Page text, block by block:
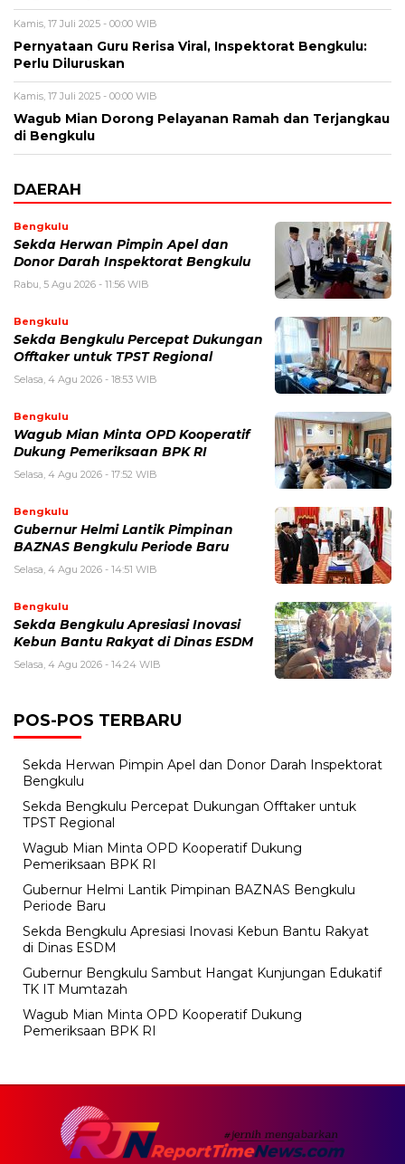
Kamis, 17 Juli 2025 - 00:00 WIB
Pernyataan Guru Rerisa Viral, Inspektorat Bengkulu:
Perlu Diluruskan
Kamis, 17 Juli 2025 - 00:00 WIB
Wagub Mian Dorong Pelayanan Ramah dan Terjangkau
di Bengkulu
DAERAH
Bengkulu
Sekda Herwan Pimpin Apel dan
Donor Darah Inspektorat Bengkulu
Rabu, 5 Agu 2026 - 11:56 WIB
Bengkulu
Sekda Bengkulu Percepat Dukungan
Offtaker untuk TPST Regional
Selasa, 4 Agu 2026 - 18:53 WIB
Bengkulu
Wagub Mian Minta OPD Kooperatif
Dukung Pemeriksaan BPK RI
Selasa, 4 Agu 2026 - 17:52 WIB
Bengkulu
Gubernur Helmi Lantik Pimpinan
BAZNAS Bengkulu Periode Baru
Selasa, 4 Agu 2026 - 14:51 WIB
Bengkulu
Sekda Bengkulu Apresiasi Inovasi
Kebun Bantu Rakyat di Dinas ESDM
Selasa, 4 Agu 2026 - 14:24 WIB
POS-POS TERBARU
Sekda Herwan Pimpin Apel dan Donor Darah Inspektorat
Bengkulu
Sekda Bengkulu Percepat Dukungan Offtaker untuk
TPST Regional
Wagub Mian Minta OPD Kooperatif Dukung
Pemeriksaan BPK RI
Gubernur Helmi Lantik Pimpinan BAZNAS Bengkulu
Periode Baru
Sekda Bengkulu Apresiasi Inovasi Kebun Bantu Rakyat
di Dinas ESDM
Gubernur Bengkulu Sambut Hangat Kunjungan Edukatif
TK IT Mumtazah
Wagub Mian Minta OPD Kooperatif Dukung
Pemeriksaan BPK RI